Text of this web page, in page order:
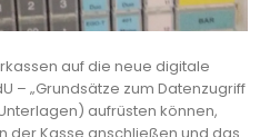
auf die neue digitale
– „Grundsätze zum Datenzugriff
aufrüsten können,